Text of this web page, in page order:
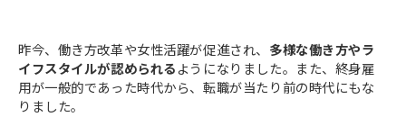
昨今、働き方改革や女性活躍が促進され、 多様な働き方やラ
イフスタイルが認められるようになりました。また、終身雇
用が一般的であった時代から、転職が当たり前の時代にもな
りました。